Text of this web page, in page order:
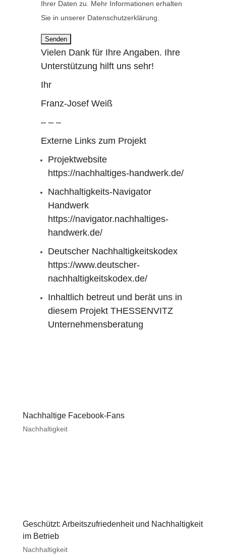
r
.
l
l
e
e
.
Ihrer Daten zu. Mehr Informationen erhalten
Sie in unserer Datenschutzerklärung.
Vielen Dank für Ihre Angaben. Ihre
Unterstützung hilft uns sehr!
Ihr
Franz-Josef Weiß
– – –
Externe Links zum Projekt
Projektwebsite
https://nachhaltiges-handwerk.de/
Nachhaltigkeits-Navigator
Handwerk
https://navigator.nachhaltiges-
handwerk.de/
Deutscher Nachhaltigkeitskodex
https://www.deutscher-
nachhaltigkeitskodex.de/
Inhaltlich betreut und berät uns in
diesem Projekt THESSENVITZ
Unternehmensberatung
Nachhaltige Facebook-Fans
Nachhaltigkeit
Geschützt: Arbeitszufriedenheit und Nachhaltigkeit
im Betrieb
Nachhaltigkeit